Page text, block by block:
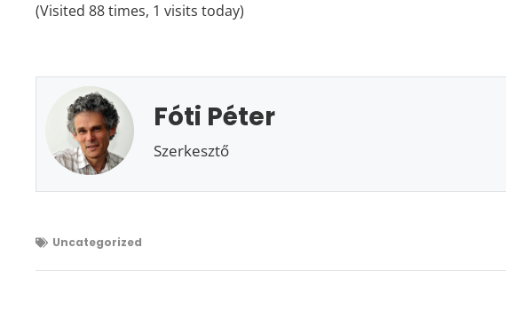
(Visited 88 times, 1 visits today)
Fóti Péter
Szerkesztő
Uncategorized